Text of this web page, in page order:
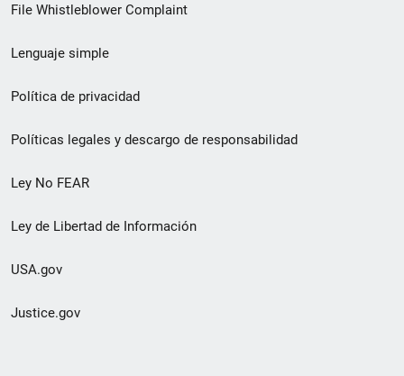
de
pie
de
página
File Whistleblower Complaint
Lenguaje simple
Política de privacidad
Políticas legales y descargo de responsabilidad
Ley No FEAR
Ley de Libertad de Información
USA.gov
Justice.gov